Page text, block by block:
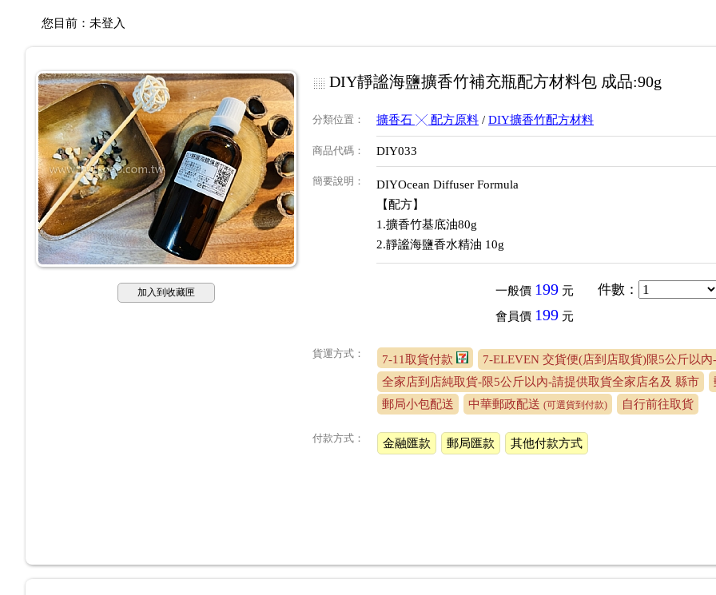
您目前： 未登入
加入到收藏匣
DIY靜謐海鹽擴香竹補充瓶配方材料包 成品:90g
分類位置 ： 擴香石 ╳ 配方原料 / DIY擴香竹配方材料
商品代碼 ： DIY033
簡要說明 ：
DIYOcean Diffuser Formula
【配方】
1.擴香竹基底油80g
2.靜謐海鹽香水精油 10g
一般價 199元
會員價 199元
件數 ：
貨運方式： 7-11取貨付款
7-ELEVEN 交貨便(店到店取貨)限5公斤以
全家店到店純取貨-限5公斤以內-請提供取貨全家店名及 縣市
郵局小包配送
中華郵政配送 (可選貨到付款) 自行前往取貨
付款方式： 金融匯款 郵局匯款 其他付款方式